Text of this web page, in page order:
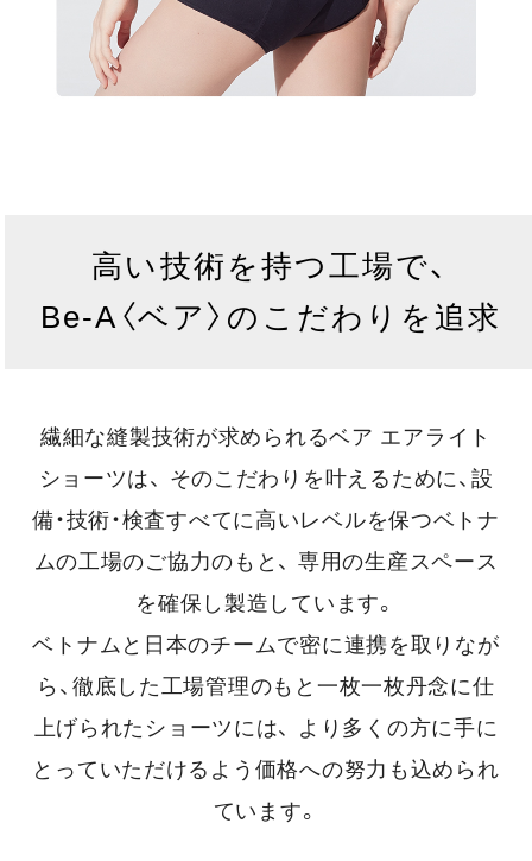
高い技術を持つ工場で、
Be-A〈ベア〉のこだわりを追求
繊細な縫製技術が求められるベア エアライト
ショーツは、
そのこだわりを叶えるために、設
備・技術・検査すべてに高いレベルを保つベトナ
ムの工場のご協力のもと、 専用の生産スペース
を確保し製造しています。
ベトナムと日本のチームで密に連携を取りなが
ら、徹底した工場管理のもと一枚一枚丹念に仕
上げられたショーツには、
より多くの方に手に
とっていただけるよう価格への努力も込められ
ています。